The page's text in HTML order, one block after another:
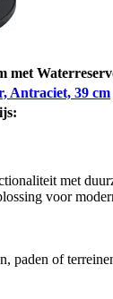
Antraciet, 39 cm
met
voor
paden of